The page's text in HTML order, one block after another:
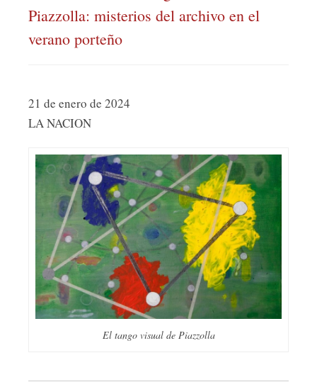
Piazzolla: misterios del archivo en el
verano porteño
21 de enero de 2024
LA NACION
El tango visual de Piazzolla